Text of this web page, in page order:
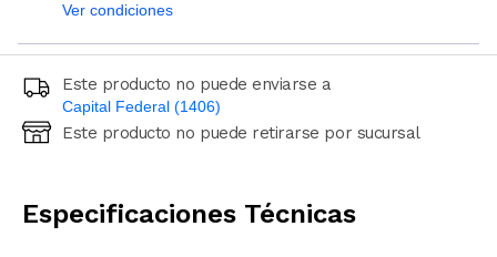
Ver condiciones
Este producto no puede enviarse a
Capital Federal (1406)
Ingresá código postal (sólo números)
Este producto no puede retirarse por sucursal
Especificaciones Técnicas